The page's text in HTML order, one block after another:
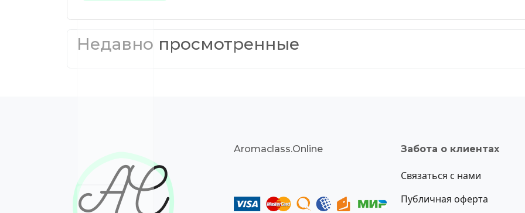
Недавно просмотренные
Aromaclass.Online Забота о клиентах
Связаться с нами
Публичная оферта